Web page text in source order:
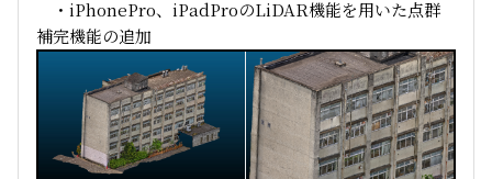
・iPhonePro、iPadProのLiDAR機能を用いた点群
補完機能の追加